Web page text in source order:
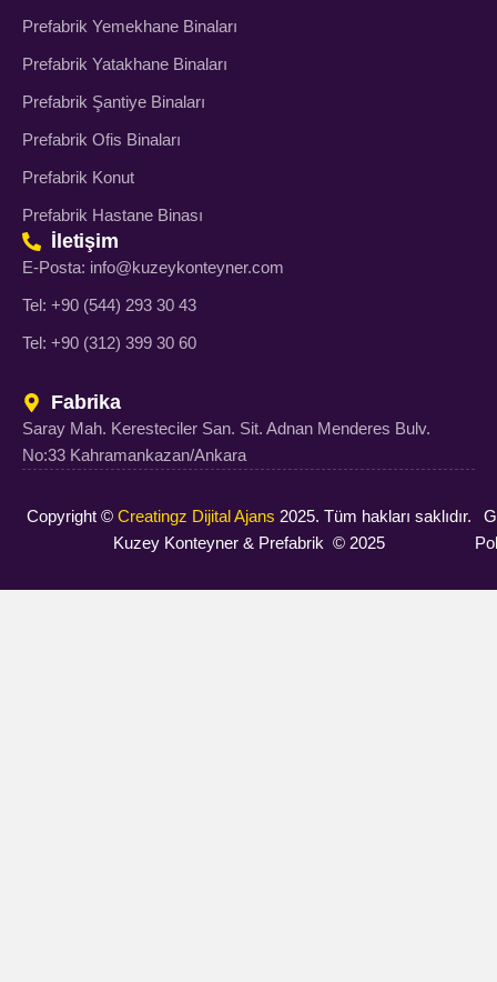
Prefabrik Yemekhane Binaları
Prefabrik Yatakhane Binaları
Prefabrik Şantiye Binaları
Prefabrik Ofis Binaları
Prefabrik Konut
Prefabrik Hastane Binası
İletişim
E-Posta: info@kuzeykonteyner.com
Tel: +90 (544) 293 30 43
Tel: +90 (312) 399 30 60
Fabrika
Saray Mah. Keresteciler San. Sit. Adnan Menderes Bulv.
No:33 Kahramankazan/Ankara
Copyright © Creatingz Dijital Ajans 2025. Tüm hakları saklıdır.
Kuzey Konteyner & Prefabrik © 2025